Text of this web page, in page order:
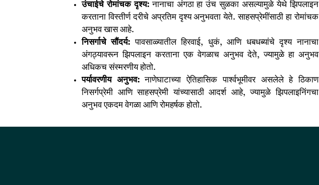
उंचाईचे रोमांचक दृश्य:नानाचा अंगठा हा उंच सुळका असल्यामुळे येथे झिपलाइन
करताना विस्तीर्ण दरीचे अप्रतिम दृश्य अनुभवता येते. साहसप्रेमींसाठी हा रोमांचक
अनुभव खास आहे.
निसर्गाचे सौंदर्य: पावसाळ्यातील हिरवाई, धुकं, आणि धबधब्यांचे दृश्य नानाचा
अंगठ्यावरून झिपलाइन करताना एक वेगळाच अनुभव देते, ज्यामुळे हा अनुभव
अधिकच संस्मरणीय होतो.
पर्यावरणीय अनुभव:नाणेघाटाच्या ऐतिहासिक पार्श्वभूमीवर असलेले हे ठिकाण
निसर्गप्रेमी आणि साहसप्रेमी यांच्यासाठी आदर्श आहे, ज्यामुळे झिपलाइनिंगचा
अनुभव एकदम वेगळा आणि रोमहर्षक होतो.